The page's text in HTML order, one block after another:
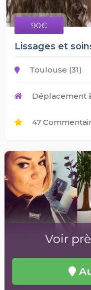
90€
Lissages et
Toulouse (31)
Déplacement
47
Voir